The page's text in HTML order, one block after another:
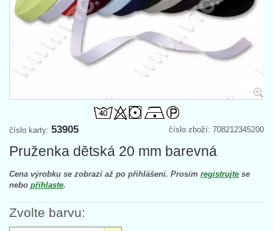
číslo zboží: 708212345200
číslo karty: 53905
Pruženka dětská 20 mm barevná
Cena výrobku se zobrazí až po přihlášení. Prosím registrujte se
nebo přihlaste.
Zvolte barvu: